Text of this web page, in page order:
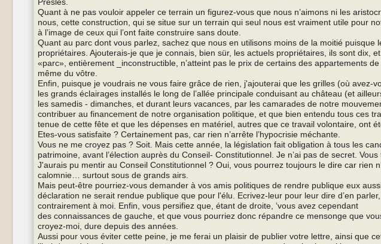
Quant à ne pas vouloir appeler ce terrain un figurez-vous que nous n’aimons ni les
nous, cette construction, qui se situe sur un terrain qui seul nous est vraiment utile pour
à l’image de ceux qui l’ont faite construire sans doute.
Quant au parc dont vous parlez, sachez que nous en utilisons moins de la moitié
propriétaires. Ajouterais-je que je connais, bien sür, les actuels propriétaires, ils sont dix,
«parc», entièrement _inconstructible, n’atteint pas le prix de certains des appartements
même du vôtre.
Enfin, puisque je voudrais ne vous faire grâce de rien, j'ajouterai que les grilles (où avez-
les grands éclairages installés le long de l’allée principale conduisant au château (et
les samedis - dimanches, et durant leurs vacances, par les camarades de notre
contribuer au financement de notre organisation politique, et que bien entendu tous ces
tenue de cette fête et que les dépenses en matériel, autres que ce travail volontaire, ont
Etes-vous satisfaite ? Certainement pas, car rien n’arrête l’hypocrisie méchante.
Vous ne me croyez pas ? Soit. Mais cette année, la législation fait obligation à tous les
patrimoine, avant l’élection auprès du Conseil- Constitutionnel. Je n’ai pas de secret.
J'aurais pu mentir au Conseil Constitutionnel ? Oui, vous pourrez toujours le dire car rien
calomnie… surtout sous de grands airs.
Mais peut-être pourriez-vous demander à vos amis politiques de rendre publique eux
déclaration ne serait rendue publique que pour l'élu. Ecrivez-leur pour leur dire d’en
contrairement à moi. Enfin, vous persifiez que, étant de droite, ‘vous avez cependant
des connaissances de gauche, et que vous pourriez donc répandre ce mensonge que
croyez-moi, dure depuis des années.
Aussi pour vous éviter cette peine, je me ferai un plaisir de publier votre lettre, ainsi que